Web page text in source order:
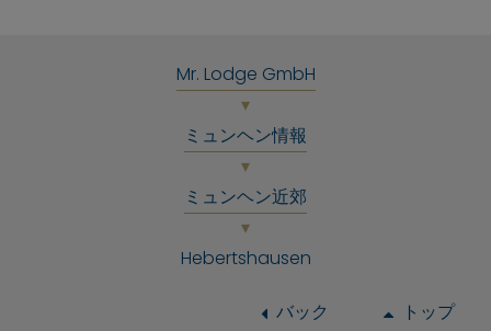
Mr. Lodge GmbH
ミュンヘン情報
ミュンヘン近郊
Hebertshausen
バック トップ